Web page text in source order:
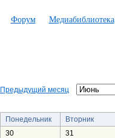
Форум Медиабиблиотека
Предыдущий месяц
Понедельник
Вторник
30
31